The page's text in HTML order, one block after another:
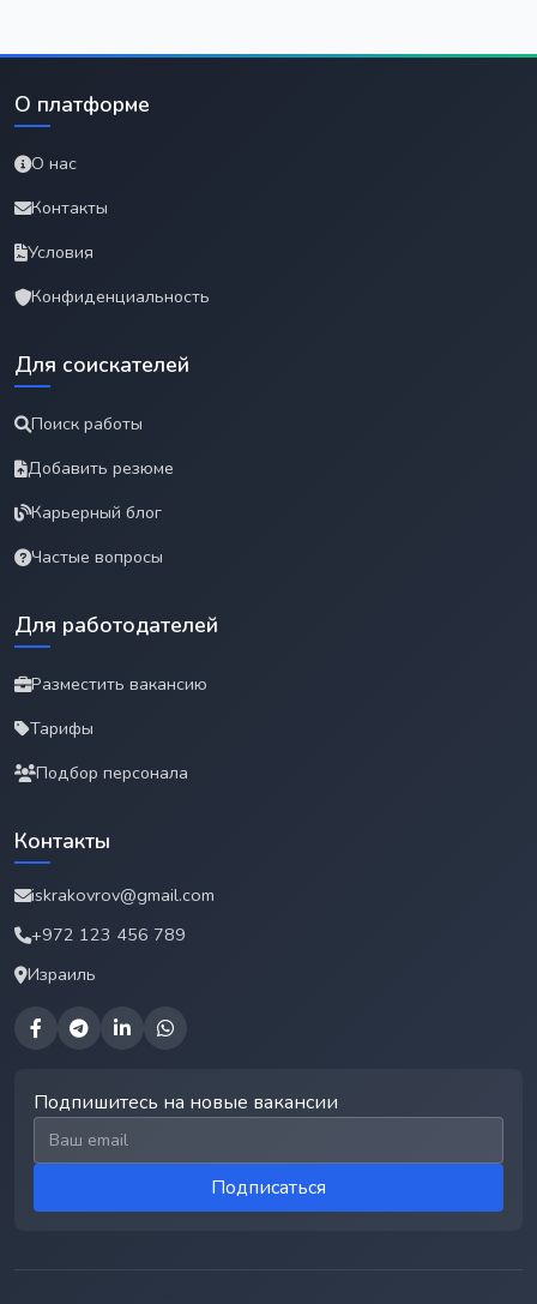
О платформе
О нас
Контакты
Условия
Конфиденциальность
Для соискателей
Поиск работы
Добавить резюме
Карьерный блог
Частые вопросы
Для работодателей
Разместить вакансию
Тарифы
Подбор персонала
Контакты
iskrakovrov@gmail.com
+972 123 456 789
Израиль
Подпишитесь на новые вакансии
Email для подписки
Подписаться